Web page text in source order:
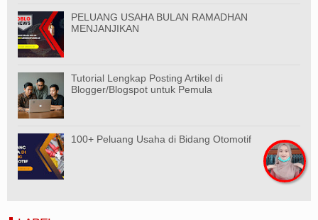
PELUANG USAHA BULAN RAMADHAN
MENJANJIKAN
Tutorial Lengkap Posting Artikel di
Blogger/Blogspot untuk Pemula
100+ Peluang Usaha di Bidang Otomotif